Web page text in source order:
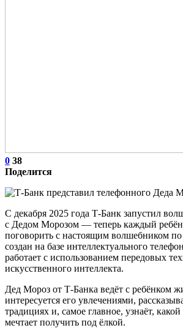
0 38
Поделится
С декабря 2025 года Т-Банк запустил
с Дедом Морозом — теперь каждый
поговорить с настоящим волшебником
создан на базе интеллектуального
работает с использованием передовых
искусственного интеллекта.
Дед Мороз от Т-Банка ведёт с ребёнком
интересуется его увлечениями,
традициях и, самое главное, узнаёт,
мечтает получить под ёлкой.